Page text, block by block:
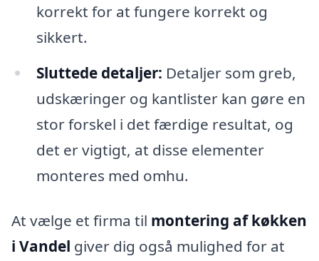
korrekt for at fungere korrekt og
sikkert.
Sluttede detaljer: Detaljer som greb,
udskæringer og kantlister kan gøre en
stor forskel i det færdige resultat, og
det er vigtigt, at disse elementer
monteres med omhu.
At vælge et firma til montering af køkken
i Vandel giver dig også mulighed for at